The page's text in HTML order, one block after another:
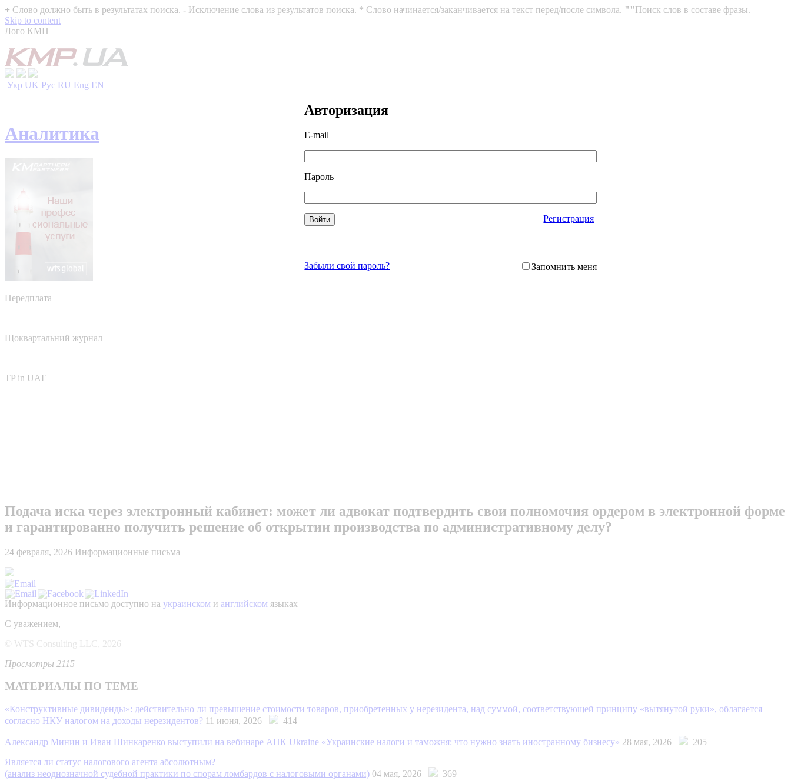
+ Слово должно быть в результатах поиска. - Исключение слова из результатов поиска. * Слово начинается/заканчивается на текст перед/после символа. ""Поиск слов в составе фразы.
Skip to content
Лого КМП
Укр UK Рус RU Eng EN
Авторизация
E-mail
Пароль
Регистрация
Забыли свой пароль? Запомнить меня
Аналитика
Передплата
Щоквартальний журнал
TP in UAE
Подача иска через электронный кабинет: может ли адвокат подтвердить свои полномочия ордером в электронной форме
и гарантированно получить решение об открытии производства по административному делу?
24 февраля, 2026 Информационные письма
Информационное письмо доступно на украинском и английском языках
С уважением,
© WTS Consulting LLC, 2026
Просмотры 2115
МАТЕРИАЛЫ ПО ТЕМЕ
«Конструктивные дивиденды»: действительно ли превышение стоимости товаров, приобретенных у нерезидента, над суммой, соответствующей принципу «вытянутой руки», облагается
согласно НКУ налогом на доходы нерезидентов? 11 июня, 2026 414
Александр Минин и Иван Шинкаренко выступили на вебинаре АНК Ukraine «Украинские налоги и таможня: что нужно знать иностранному бизнесу» 28 мая, 2026
205
Является ли статус налогового агента абсолютным?
(анализ неоднозначной судебной практики по спорам ломбардов с налоговыми органами) 04 мая, 2026 369